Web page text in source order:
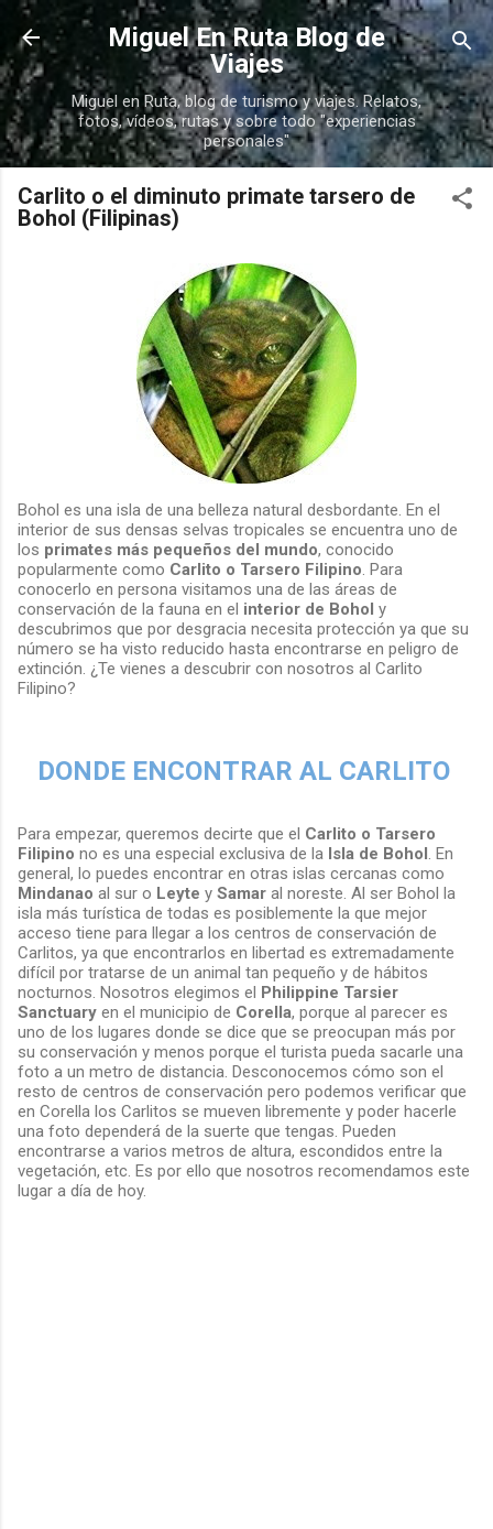
Ir al contenido principal
Miguel En Ruta Blog de
Viajes
Miguel en Ruta, blog de turismo y viajes. Relatos,
fotos, vídeos, rutas y sobre todo "experiencias
personales"
Carlito o el diminuto primate tarsero de
Bohol (Filipinas)
Bohol es una isla de una belleza natural desbordante. En el
interior de sus densas selvas tropicales se encuentra uno de
los primates más pequeños del mundo, conocido
popularmente como Carlito o Tarsero Filipino . Para
conocerlo en persona visitamos una de las áreas de
conservación de la fauna en el interior de Bohol y
descubrimos que por desgracia necesita protección ya que su
número se ha visto reducido hasta encontrarse en peligro de
extinción. ¿Te vienes a descubrir con nosotros al Carlito
Filipino?
DONDE ENCONTRAR AL CARLITO
Para empezar, queremos decirte que el Carlito o Tarsero
Filipino no es una especial exclusiva de la Isla de Bohol . En
general, lo puedes encontrar en otras islas cercanas como
Mindanao al sur o Leyte y Samar al noreste. Al ser Bohol la
isla más turística de todas es posiblemente la que mejor
acceso tiene para llegar a los centros de conservación de
Carlitos, ya que encontrarlos en libertad es extremadamente
difícil por tratarse de un animal tan pequeño y de hábitos
nocturnos. Nosotros elegimos el Philippine Tarsier
Sanctuary en el municipio de Corella, porque al parecer es
uno de los lugares donde se dice que se preocupan más por
su conservación y menos porque el turista pueda sacarle una
foto a un metro de distancia. Desconocemos cómo son el
resto de centros de conservación pero podemos verificar que
en Corella los Carlitos se mueven libremente y poder hacerle
una foto dependerá de la suerte que tengas. Pueden
encontrarse a varios metros de altura, escondidos entre la
vegetación, etc. Es por ello que nosotros recomendamos este
lugar a día de hoy.